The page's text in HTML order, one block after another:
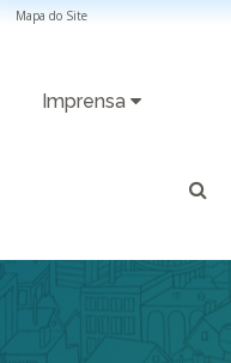
Mapa do Site
Imprensa